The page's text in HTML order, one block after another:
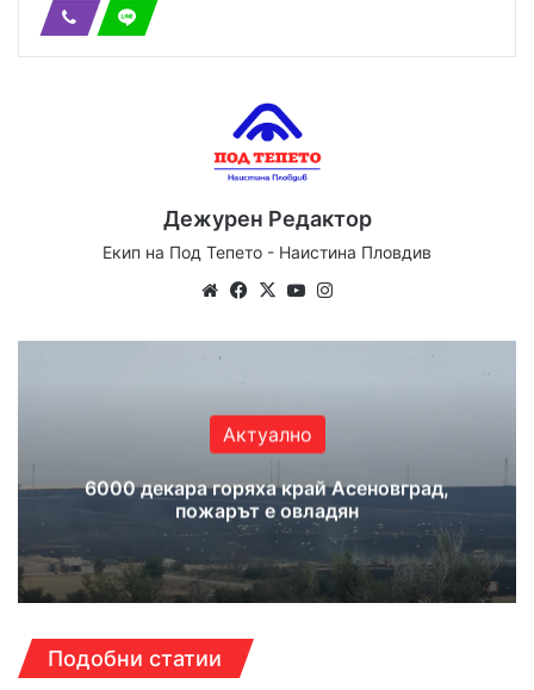
Дежурен Редактор
Екип на Под Тепето - Наистина Пловдив
WebsiteFacebook
X YouTube
Актуално
6000 декара горяха край Асеновград,
пожарът е овладян
Подобни статии